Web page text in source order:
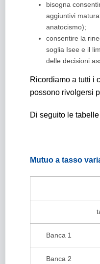
bisogna
aggiuntivi
anatocismo);
consentire la
soglia Isee e il
delle decisioni
Ricordiamo a tutti i
possono rivolgersi
Di seguito le
Mutuo a tasso
Banca 1
Banca 2